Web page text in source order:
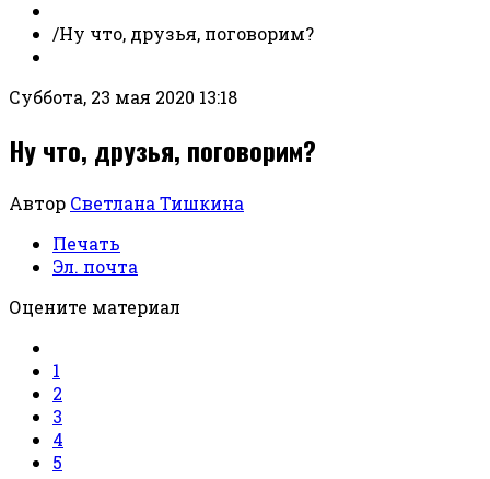
/Ну что, друзья, поговорим?
Суббота, 23 мая 2020 13:18
Ну что, друзья, поговорим?
Автор Светлана Тишкина
Печать
Эл. почта
Оцените материал
1
2
3
4
5